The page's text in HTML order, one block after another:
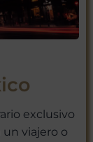
exclusivo
un viajero o